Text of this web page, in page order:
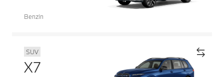
Benzin
SUV
X7